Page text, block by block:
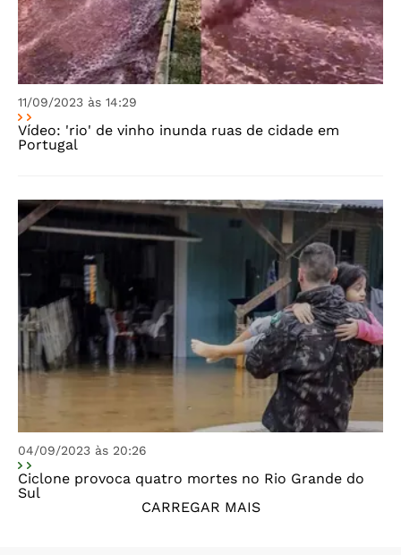
11/09/2023 às 14:29
Vídeo: 'rio' de vinho inunda ruas de cidade em
Portugal
04/09/2023 às 20:26
Ciclone provoca quatro mortes no Rio Grande do
Sul
CARREGAR MAIS